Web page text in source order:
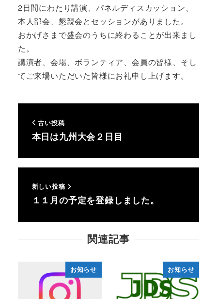
2日間にわたり講演、パネルディスカッション、
本人部会、懇親会とセッションがありました。
おかげさまで盛会のうちに終わることが出来まし
た。
講演者、会場、ボランティア、会員の皆様、そし
てご来場いただいた皆様にお礼申し上げます。
古い投稿
本日は九州大会２日目
新しい投稿
１１月の予定を登録しました。
関連記事
お知らせ お知らせ